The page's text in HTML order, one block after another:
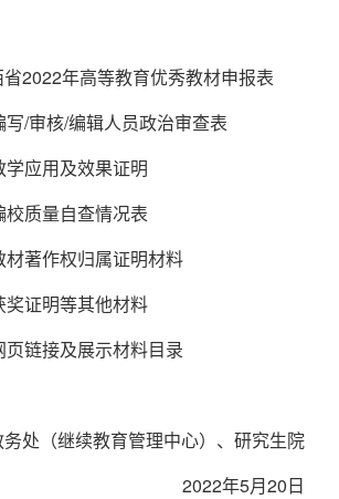
2022年高等教育优秀教材申报表
写/审核/编辑人员政治审查表
学应用及效果证明
校质量自查情况表
材著作权归属证明材料
奖证明等其他材料
页链接及展示材料目录
务处（继续教育管理中心）、研究生院
2022年5月20日